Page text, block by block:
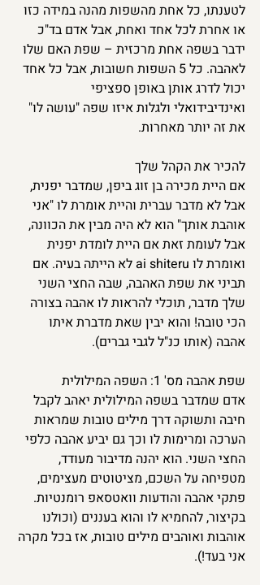
לטענתו, כל אחת מהשפות מהנה במידה כזו
או אחרת לכל אחד ואחת, אבל אדם בד"כ
ידבר בשפה אחת מרכזית – שפת האם שלו
לאהבה.
כל 5 השפות חשובות, אבל כל אחד
יכול לדרג אותן באופן ספציפי
ואינדיבידואלי ולגלות איזו שפה "עושה לו"
את זה יותר מאחרות.
להכיר את הקהל שלך
אם היית מכירה בן זוג ביפן, שמדבר יפנית,
אבל לא מדבר עברית והיית אומרת לו "אני
אוהבת אותך" הוא לא היה מבין את הכוונה,
אבל לעומת זאת אם היית לומדת יפנית
ואומרת לו ai shiteru לא הייתה בעיה. אם
תביני את שפת האהבה, שבה החצי השני
שלך מדבר, תוכלי להראות לו אהבה בצורה
הכי טובה! והוא יבין שאת מדברת איתו
אהבה (אותו כנ"ל לגבי גברים).
שפת אהבה מס' 1: השפה המילולית
אדם שמדבר בשפה המילולית יאהב לקבל
חיבה ותשוקה דרך מילים טובות שמראות
הערכה ומרימות לו וכך גם יביע אהבה כלפי
החצי השני. הוא יהנה מדיבור מעודד,
מטפיחה על השכם, מציטוטים מעצימים,
פתקי אהבה והודעות וואטסאפ רומנטיות.
בקיצור, להחמיא לו והוא בעננים (וכולנו
אוהבות ואוהבים מילים טובות, אז בכל מקרה
אני בעד!).